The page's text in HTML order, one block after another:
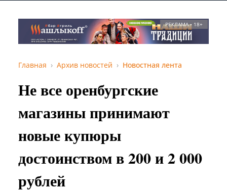
РЕКЛАМА • 18+
Главная Архив новостей Новостная лента
Не все оренбургские
магазины принимают
новые купюры
достоинством в 200 и 2 000
рублей